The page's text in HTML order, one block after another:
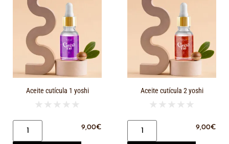
Aceite cutícula 1 yoshi
★ ★ ★ ★ ★
9,00€
Aceite cutícula 2 yoshi
★ ★ ★ ★ ★
9,00€